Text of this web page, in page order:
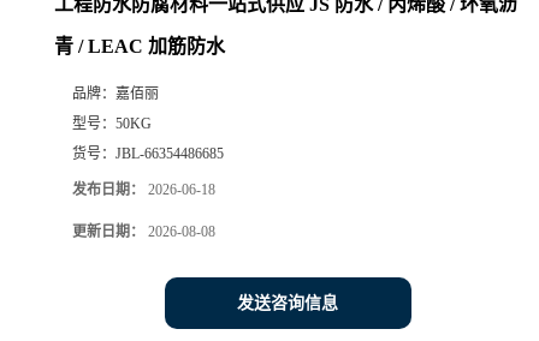
青 / LEAC 加筋防水
品牌： 嘉佰丽
型号： 50KG
货号： JBL-66354486685
发布日期： 2026-06-18
更新日期： 2026-08-08
发送咨询信息